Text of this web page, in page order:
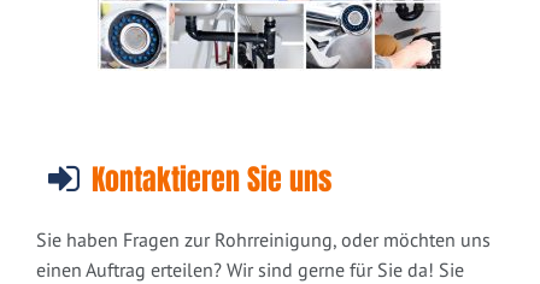
Kontaktieren Sie uns
Sie haben Fragen zur Rohrreinigung, oder möchten uns
einen Auftrag erteilen? Wir sind gerne für Sie da! Sie